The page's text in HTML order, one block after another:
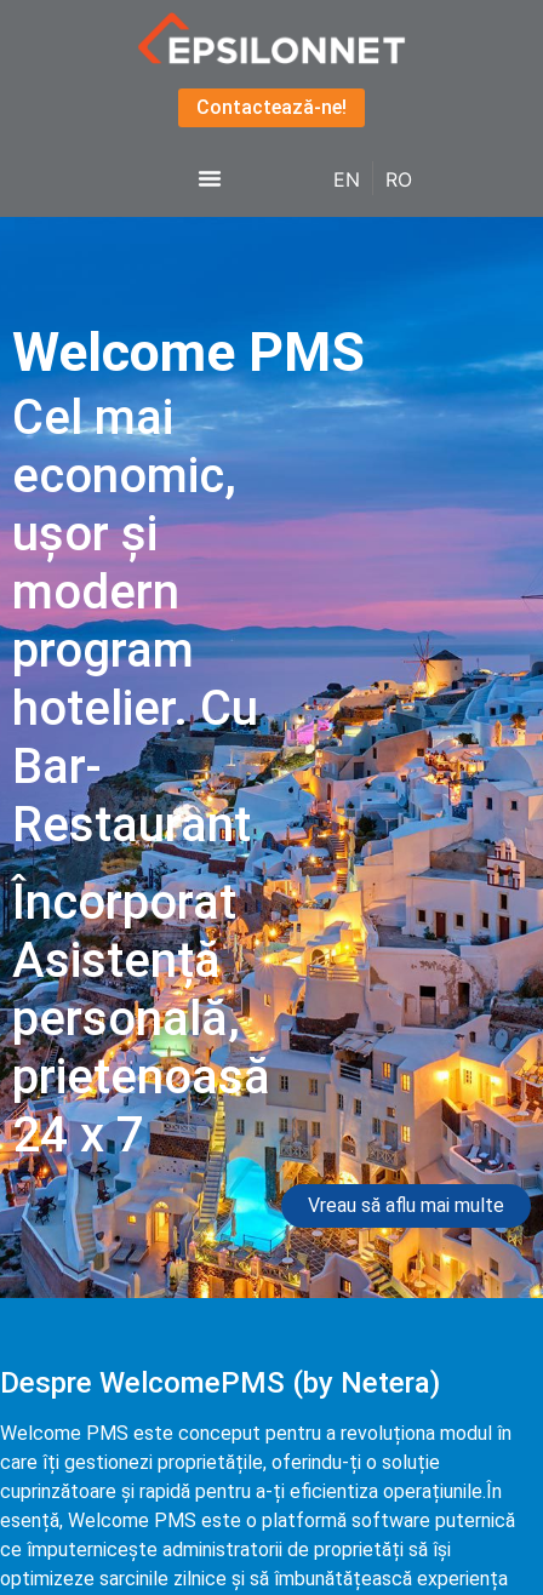
Contactează-ne!
EN RO
Welcome PMS
Cel mai
economic,
ușor și
modern
program
hotelier. Cu
Bar-
Restaurant
Încorporat
Asistență
personală,
prietenoasă
24 x 7​
Vreau să aflu mai multe
Despre WelcomePMS (by Netera)
Welcome PMS este conceput pentru a revoluționa modul în
care îți gestionezi proprietățile, oferindu-ți o soluție
cuprinzătoare și rapidă pentru a-ți eficientiza operațiunile.În
esență, Welcome PMS este o platformă software puternică
ce împuternicește administratorii de proprietăți să își
optimizeze sarcinile zilnice și să îmbunătățească experiența